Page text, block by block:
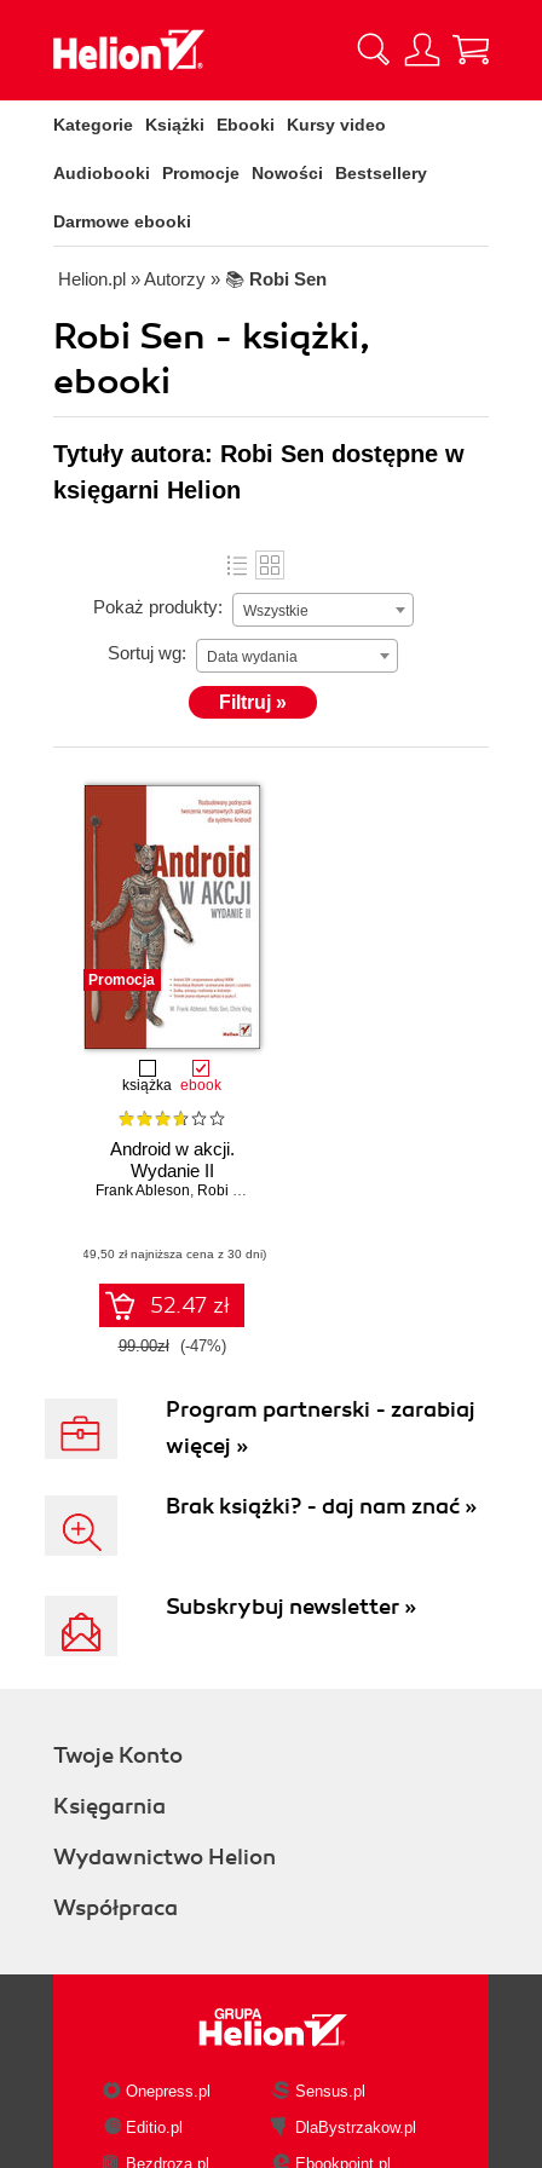
Kategorie Książki Ebooki Kursy video
Audiobooki Promocje Nowości Bestsellery
Darmowe ebooki
Helion.pl » Autorzy » 📚 Robi Sen
Robi Sen - książki,
ebooki
Tytuły autora: Robi Sen dostępne w
księgarni Helion
Pokaż produkty: Wszystkie
Sortuj wg: Data wydania
Filtruj »
Promocja
książka ebook
Android w akcji.
Wydanie II
Frank Ableson, Robi Sen
(49,50 zł najniższa cena z 30 dni)
52.47 zł
99.00zł (-47%)
Program partnerski - zarabiaj
więcej »
Brak książki? - daj nam znać »
Subskrybuj newsletter »
Twoje Konto
Księgarnia
Wydawnictwo Helion
Współpraca
Onepress.pl
Sensus.pl
Editio.pl
DlaBystrzakow.pl
Bezdroza.pl
Ebookpoint.pl